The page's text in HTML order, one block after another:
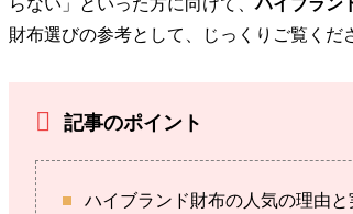
財布選びの参考として、じっくりご覧くだ
記事のポイント
ハイブランド財布の人気の理由と